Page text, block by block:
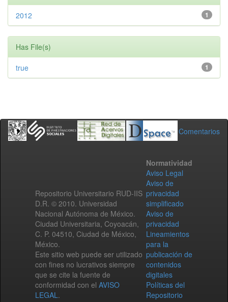
1
2012
Has File(s)
1
true
Comentarios
Repositorio Universitario RUD-IIS
D.R. © 2010. Universidad
Nacional Autónoma de México.
Ciudad Universitaria, Coyoacán,
C. P. 04510, Ciudad de México,
México.
Este sitio web puede ser utilizado
con fines no lucrativos siempre
que se cite la fuente de
conformidad con el AVISO
LEGAL.
Normatividad
Aviso Legal
Aviso de
privacidad
simplificado
Aviso de
privacidad
Lineamientos
para la
publicación de
contenidos
digitales
Políticas del
Repositorio